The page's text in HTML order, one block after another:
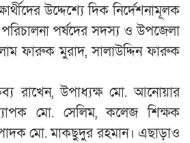
উদ্দেশ্যে দিক নির্দেশনামূলক
পর্ষদের সদস্য ও উপজেলা
ফারুক মুরাদ, সালাউদ্দিন ফারুক
রাখেন, উপাধ্যক্ষ মো. আনোয়ার
মো. সেলিম, কলেজ শিক্ষক
মো. মাকছুদুর রহমান। এছাড়াও